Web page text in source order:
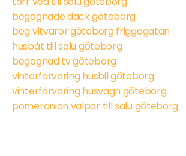
begagnade däck göteborg
beg vitvaror göteborg friggagatan
husbåt till salu göteborg
begagnad tv göteborg
vinterförvaring husbil göteborg
vinterförvaring husvagn göteborg
pomeranian valpar till salu göteborg